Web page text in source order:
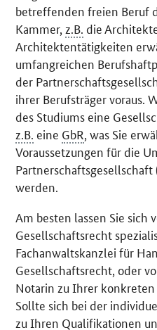
betreffenden freien Beruf
Kammer, z.B. die
Architektentätigkeiten
umfangreichen
der
ihrer Berufsträger voraus.
des Studiums eine
z.B. eine GbR, was Sie
Voraussetzungen für die
Partnerschaftsgesellschaft
werden.
Am besten lassen Sie sich
Gesellschaftsrecht
Fachanwaltskanzlei für
Gesellschaftsrecht, oder
Notarin zu Ihrer
Sollte sich bei der
zu Ihren Qualifikationen